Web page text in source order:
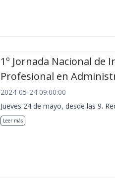
1º Jornada Nacional de
Profesional en
2024-05-24 09:00:00
Jueves 24 de mayo, desde las 9.
Leer más